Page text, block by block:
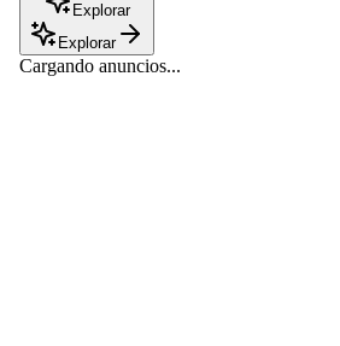
Explorar
Explorar
Cargando anuncios...